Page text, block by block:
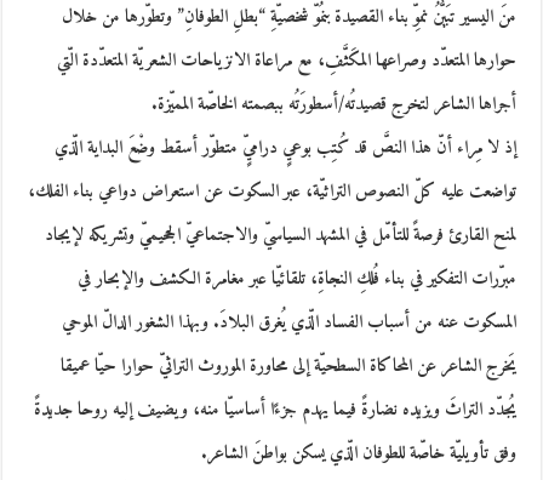
منَ اليسير تبَيُّنُ نموِّ بناء القصيدة بنمُوّ شخصيّةِ “بطلِ الطوفانِ” وتطوّرها من خلال
حوارها المتعدّد وصراعها المكَثَّفِ، مع مراعاة الانزياحات الشعريّة المتعدّدة الّتي
أجراها الشاعر لتخرج قصيدتُه/أسطورَتُه ببصمته الخاصّة المميّزة.
إذ لا مِراء أنّ هذا النصَّ قد كُتِب بوعيٍ دراميٍّ متطوّر أسقط وضْعَ البداية الّذي
تواضعت عليه كلّ النصوص التراثيّة، عبر السكوت عن استعراض دواعي بناء الفلك،
لمنح القارئ فرصةً للتأمّل في المشهد السياسيّ والاجتماعيّ الجحيميّ وتشريكه لإيجاد
مبرّرات التفكير في بناء فُلكِ النجاةِ، تلقائيّا عبر مغامرة الكشف والإبحار في
المسكوت عنه من أسباب الفساد الّذي يُغرق البلادَ. وبهذا الشغور الدالّ الموحي
يَخرج الشاعر عن المحاكاة السطحيّة إلى محاورة الموروث التراثيّ حوارا حيّا عميقا
يُجدّد التراثَ ويزيده نضارةً فيما يهدم جزءًا أساسيّا منه، ويضيف إليه روحا جديدةً
وفق تأويليّة خاصّة للطوفان الّذي يسكن بواطنَ الشاعر.